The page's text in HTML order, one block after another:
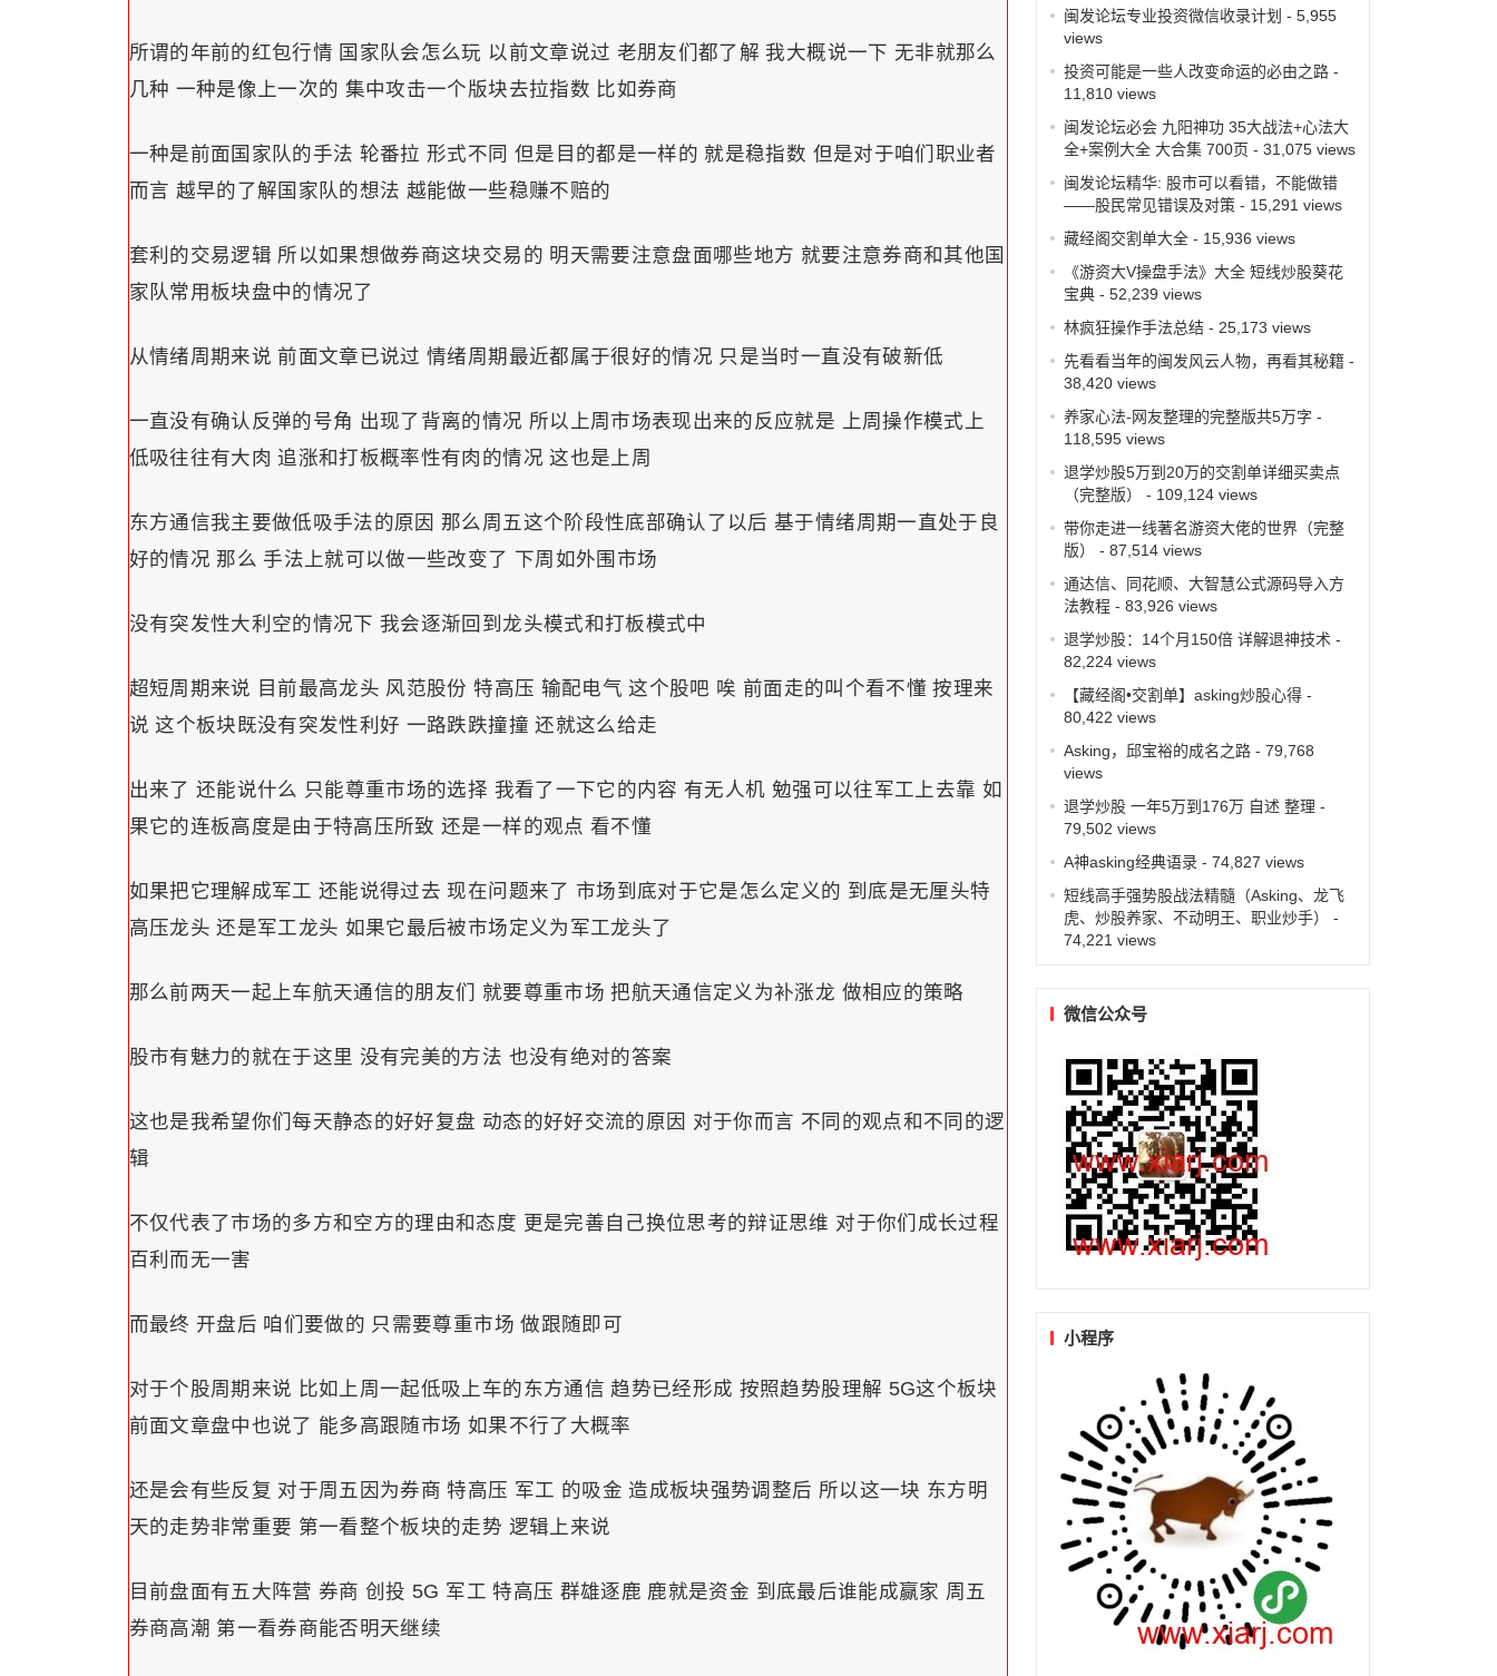
所谓的年前的红包行情 国家队会怎么玩 以前文章说过 老朋友们都了解 我大概说一下 无非就那么
几种 一种是像上一次的 集中攻击一个版块去拉指数 比如券商
一种是前面国家队的手法 轮番拉 形式不同 但是目的都是一样的 就是稳指数 但是对于咱们职业者
而言 越早的了解国家队的想法 越能做一些稳赚不赔的
套利的交易逻辑 所以如果想做券商这块交易的 明天需要注意盘面哪些地方 就要注意券商和其他国
家队常用板块盘中的情况了
从情绪周期来说 前面文章已说过 情绪周期最近都属于很好的情况 只是当时一直没有破新低
一直没有确认反弹的号角 出现了背离的情况 所以上周市场表现出来的反应就是 上周操作模式上
低吸往往有大肉 追涨和打板概率性有肉的情况 这也是上周
东方通信我主要做低吸手法的原因 那么周五这个阶段性底部确认了以后 基于情绪周期一直处于良
好的情况 那么 手法上就可以做一些改变了 下周如外围市场
没有突发性大利空的情况下 我会逐渐回到龙头模式和打板模式中
超短周期来说 目前最高龙头 风范股份 特高压 输配电气 这个股吧 唉 前面走的叫个看不懂 按理来
说 这个板块既没有突发性利好 一路跌跌撞撞 还就这么给走
出来了 还能说什么 只能尊重市场的选择 我看了一下它的内容 有无人机 勉强可以往军工上去靠 如
果它的连板高度是由于特高压所致 还是一样的观点 看不懂
如果把它理解成军工 还能说得过去 现在问题来了 市场到底对于它是怎么定义的 到底是无厘头特
高压龙头 还是军工龙头 如果它最后被市场定义为军工龙头了
那么前两天一起上车航天通信的朋友们 就要尊重市场 把航天通信定义为补涨龙 做相应的策略
股市有魅力的就在于这里 没有完美的方法 也没有绝对的答案
这也是我希望你们每天静态的好好复盘 动态的好好交流的原因 对于你而言 不同的观点和不同的逻
辑
不仅代表了市场的多方和空方的理由和态度 更是完善自己换位思考的辩证思维 对于你们成长过程
百利而无一害
而最终 开盘后 咱们要做的 只需要尊重市场 做跟随即可
对于个股周期来说 比如上周一起低吸上车的东方通信 趋势已经形成 按照趋势股理解 5G这个板块
前面文章盘中也说了 能多高跟随市场 如果不行了大概率
还是会有些反复 对于周五因为券商 特高压 军工 的吸金 造成板块强势调整后 所以这一块 东方明
天的走势非常重要 第一看整个板块的走势 逻辑上来说
目前盘面有五大阵营 券商 创投 5G 军工 特高压 群雄逐鹿 鹿就是资金 到底最后谁能成赢家 周五
券商高潮 第一看券商能否明天继续
闽发论坛专业投资微信收录计划 - 5,955
views
投资可能是一些人改变命运的必由之路-
11,810 views
闽发论坛必会 九阳神功 35大战法+心法大
全+案例大全 大合集 700页 - 31,075 views
闽发论坛精华: 股市可以看错，不能做错
——股民常见错误及对策- 15,291 views
藏经阁交割单大全- 15,936 views
《游资大V操盘手法》大全 短线炒股葵花
宝典- 52,239 views
林疯狂操作手法总结- 25,173 views
先看看当年的闽发风云人物，再看其秘籍-
38,420 views
养家心法-网友整理的完整版共5万字 -
118,595 views
退学炒股5万到20万的交割单详细买卖点
（完整版）
- 109,124 views
带你走进一线著名游资大佬的世界（完整
版）
- 87,514 views
通达信、同花顺、大智慧公式源码导入方
法教程- 83,926 views
退学炒股：14个月150倍 详解退神技术 -
82,224 views
【藏经阁•交割单】asking炒股心得-
80,422 views
Asking，邱宝裕的成名之路- 79,768
views
退学炒股 一年5万到176万 自述 整理 -
79,502 views
A神asking经典语录- 74,827 views
短线高手强势股战法精髓（Asking、龙飞
虎、炒股养家、不动明王、职业炒手）
-
74,221 views
微信公众号
小程序